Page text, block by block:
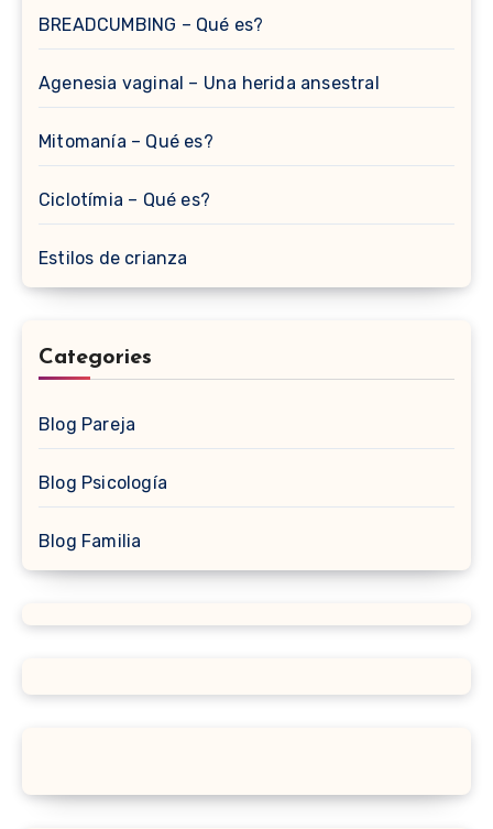
BREADCUMBING – Qué es?
Agenesia vaginal – Una herida ansestral
Mitomanía – Qué es?
Ciclotímia – Qué es?
Estilos de crianza
Categories
Blog Pareja
Blog Psicología
Blog Familia